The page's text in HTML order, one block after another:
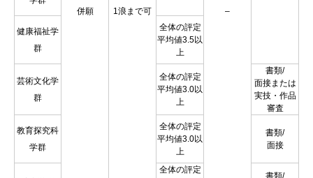
併願 1浪まで可 –
健康福祉学
群
全体の評定
平均値3.5以
上
芸術文化学
群
全体の評定
平均値3.0以
上
書類/
面接または
実技・作品
審査
教育探究科
学群
全体の評定
平均値3.0以
上
書類/
面接
全体の評定